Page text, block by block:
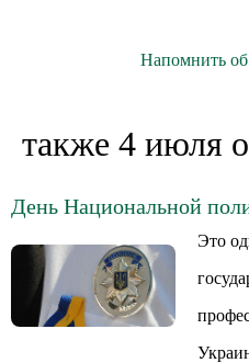
Напомнить
также 4 июля
День Национальной
Это